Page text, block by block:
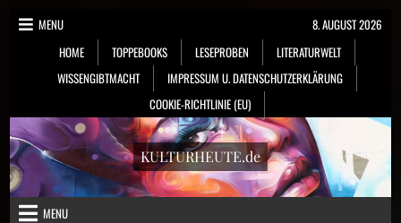
Skip
MENU
HOME
TOPPEBOOKS LESEPROBEN
LITERATURWELT
WISSENGIBTMACHT
IMPRESSUM U. DATENSCHUTZERKLÄRUNG
COOKIE-RICHTLINIE (EU)
8. AUGUST 2026
KULTURHEUTE.de
MENU